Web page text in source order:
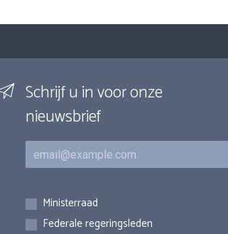
Schrijf u in voor onze
nieuwsbrief
E-mail
Inschrijvingen
Ministerraad
Federale regeringsleden